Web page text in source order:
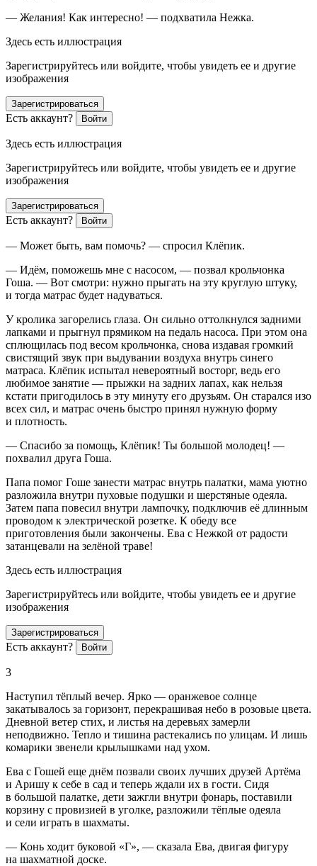
— Желания! Как интересно! — подхватила Нежка.
Здесь есть иллюстрация
Зарегистрируйтесь или войдите, чтобы увидеть ее и другие
изображения
Зарегистрироваться
Есть аккаунт? Войти
Здесь есть иллюстрация
Зарегистрируйтесь или войдите, чтобы увидеть ее и другие
изображения
Зарегистрироваться
Есть аккаунт? Войти
— Может быть, вам помочь? — спросил Клёпик.
— Идём, поможешь мне с насосом, — позвал крольчонка
Гоша. — Вот смотри: нужно прыгать на эту круглую штуку,
и тогда матрас будет надуваться.
У кролика загорелись глаза. Он сильно оттолкнулся задними
лапками и прыгнул прямиком на педаль насоса. При этом она
сплющилась под весом крольчонка, снова издавая громкий
свистящий звук при выдувании воздуха внутрь синего
матраса. Клёпик испытал невероятный восторг, ведь его
любимое занятие — прыжки на задних лапах, как нельзя
кстати пригодилось в эту минуту его друзьям. Он старался изо
всех сил, и матрас очень быстро принял нужную форму
и плотность.
— Спасибо за помощь, Клёпик! Ты большой молодец! —
похвалил друга Гоша.
Папа помог Гоше занести матрас внутрь палатки, мама уютно
разложила внутри пуховые подушки и шерстяные одеяла.
Затем папа повесил внутри лампочку, подключив её длинным
проводом к электрической розетке. К обеду все
приготовления были закончены. Ева с Нежкой от радости
затанцевали на зелёной траве!
Здесь есть иллюстрация
Зарегистрируйтесь или войдите, чтобы увидеть ее и другие
изображения
Зарегистрироваться
Есть аккаунт? Войти
3
Наступил тёплый вечер. Ярко — оранжевое солнце
закатывалось за горизонт, перекрашивая небо в розовые цвета.
Дневной ветер стих, и листья на деревьях замерли
неподвижно. Тепло и тишина растекались по улицам. И лишь
комарики звенели крылышками над ухом.
Ева с Гошей еще днём позвали своих лучших друзей Артёма
и Аришу к себе в сад и теперь ждали их в гости. Сидя
в большой палатке, дети зажгли внутри фонарь, поставили
корзину с провизией в уголке, разложили тёплые одеяла
и сели играть в шахматы.
— Конь ходит буковой «Г», — сказала Ева, двигая фигуру
на шахматной доске.